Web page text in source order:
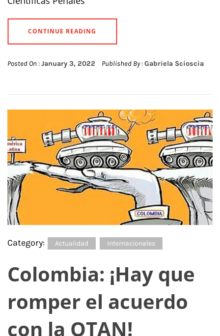
CONTINUE READING
Posted On :January 3, 2022 Published By :Gabriela Scioscia
Category: Actualidad Internacionales
Colombia: ¡Hay que
romper el acuerdo
con la OTAN!